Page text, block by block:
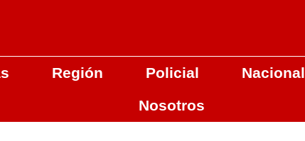
Región Policial Nacional
Nosotros